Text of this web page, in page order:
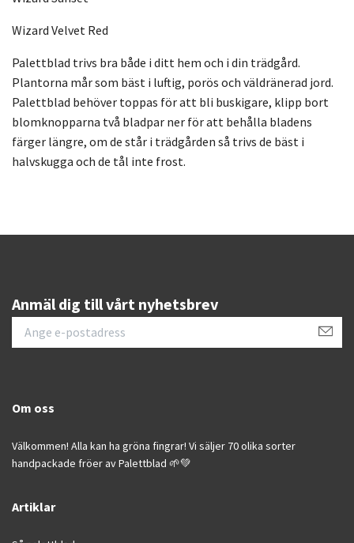
Wizard Velvet Red
Palettblad trivs bra både i ditt hem och i din trädgård.
Plantorna mår som bäst i luftig, porös och väldränerad jord.
Palettblad behöver toppas för att bli buskigare, klipp bort
blomknopparna två bladpar ner för att behålla bladens
färger längre, om de står i trädgården så trivs de bäst i
halvskugga och de tål inte frost.
Anmäl dig till vårt nyhetsbrev
Om oss
Välkommen! Alla kan ha gröna fingrar! Vi säljer 70 olika sorter
handpackade fröer av Palettblad 🌱💚
Artiklar